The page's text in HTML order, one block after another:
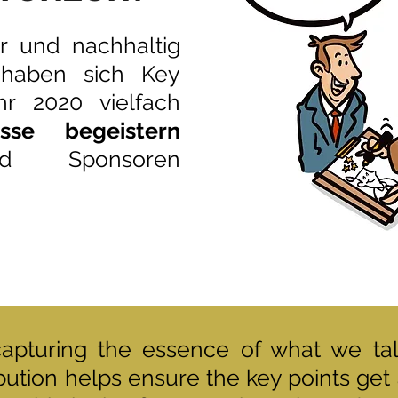
und nachhaltig
sich Key
2020 vielfach
begeistern
Sponsoren
the essence of what we
helps ensure the key points